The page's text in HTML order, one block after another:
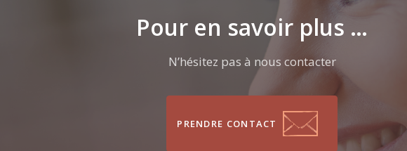
Pour en savoir plus …
N’hésitez pas à nous contacter
PRENDRE CONTACT